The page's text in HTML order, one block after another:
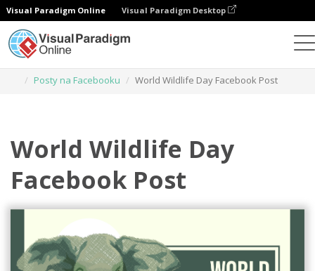
Visual Paradigm Online Visual Paradigm Desktop
Posty na Facebooku
World Wildlife Day Facebook Post
World Wildlife Day
Facebook Post